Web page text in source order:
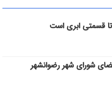
قسمتی ابری است
شورای شهر رضوانشهر